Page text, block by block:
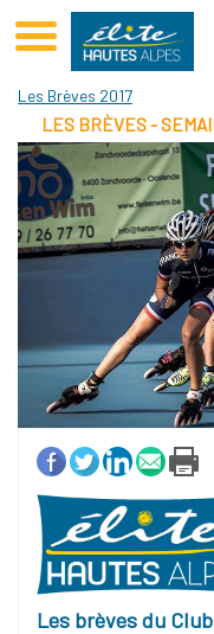
Les Brèves 2017
LES BRÈVES -
Les brèves du